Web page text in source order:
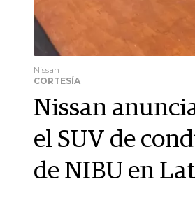
Nissan
CORTESÍA
Nissan
el SUV de
de NIBU en